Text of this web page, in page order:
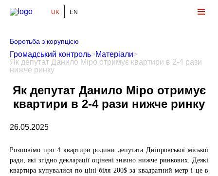
Громадський Контроль
UK EN
Боротьба з корупцією
Громадський контроль>Матеріали>
Як депутат Данило Міро отримує квартири в 2-4 рази
нижче ринку
Як депутат Данило Міро отримує
квартири в 2-4 рази нижче ринку
26.05.2025
Розповімо про 4 квартири родини депутата Дніпровської міської
ради, які згідно декларації оцінені значно нижче ринкових. Деякі
квартира купувалися по ціні біля 200$ за квадратний метр і це в